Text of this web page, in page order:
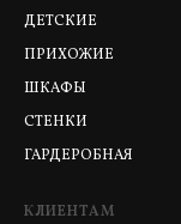
ДЕТСКИЕ
ПРИХОЖИЕ
ШКАФЫ
СТЕНКИ
ГАРДЕРОБНАЯ
КЛИЕНТАМ